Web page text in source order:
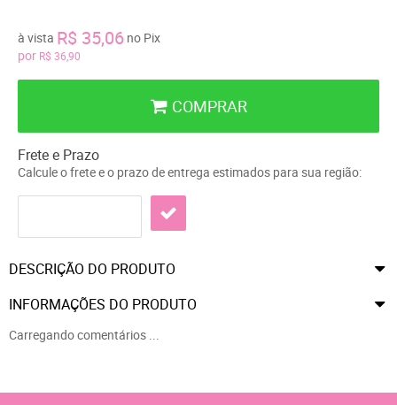
por R$ 36,90
à vista R$ 35,06 no Pix
COMPRAR
Frete e Prazo
Calcule o frete e o prazo de entrega estimados para sua região:
DESCRIÇÃO DO PRODUTO
INFORMAÇÕES DO PRODUTO
Carregando comentários ...